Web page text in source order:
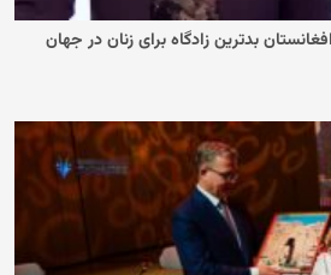
بدترین زادگاه برای زنان در جهان